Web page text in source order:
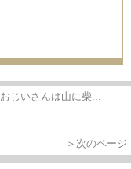
おじいさんは山に柴...
＞次のページ